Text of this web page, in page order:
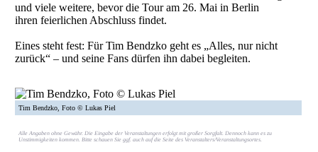
und viele weitere, bevor die Tour am 26. Mai in Berlin
ihren feierlichen Abschluss findet.
Eines steht fest: Für Tim Bendzko geht es „Alles, nur nicht
zurück“ – und seine Fans dürfen ihn dabei begleiten.
Tim Bendzko, Foto © Lukas Piel
Alle Angaben ohne Gewähr. Die Eingabe der Veranstaltungen erfolgt mit großer Sorgfalt. Dennoch kann es zu
Unstimmigkeiten kommen. Bitte schauen Sie ggf. auch auf die Seite des Veranstalters/Veranstaltungsortes.